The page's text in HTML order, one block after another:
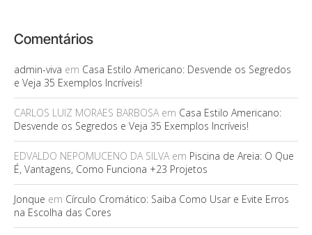
Comentários
admin-viva em Casa Estilo Americano: Desvende os Segredos
e Veja 35 Exemplos Incríveis!
CARLOS LUIZ MORAES BARBOSAem Casa Estilo Americano:
Desvende os Segredos e Veja 35 Exemplos Incríveis!
EDVALDO NEPOMUCENO DA SILVAem Piscina de Areia: O Que
É, Vantagens, Como Funciona +23 Projetos
Jonque em Círculo Cromático: Saiba Como Usar e Evite Erros
na Escolha das Cores